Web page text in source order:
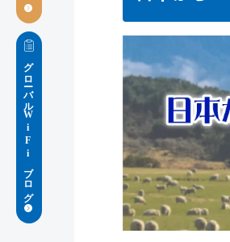
グローバルWiFiブログ